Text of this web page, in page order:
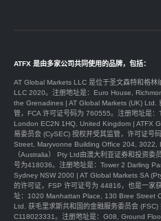
ATFX 是由多家公司共同使用的品牌，包括：
AT Global Markets LLC 是位于圣文森特和格林
LLC 2020。注册地址是：Euro House,
the Grenadines | AT Global Markets (UK) Ltd.
管，FCA 许可证号码为 760555。注册地址是
London EC2N 1HQ, United Kingdom | ATFX
易委员会 (CySEC) 授权并受其监管，许可证号
Street, Maryvonne Building Office 204, 3022,
（Australia） Pty Ltd由澳大利亚证券和投资
号为418036。注册地址是：Tower 2 Darling
Sydney NSW 2000 | AT Global Markets SA
的许可证，FSP 许可证号为 44816，也是一家
址：1020 Manhattan Place, 130 Bree Street
Ltd. 获毛里求斯共和国的金融服务委员会
C118023331。注册地址是：G08, Ground